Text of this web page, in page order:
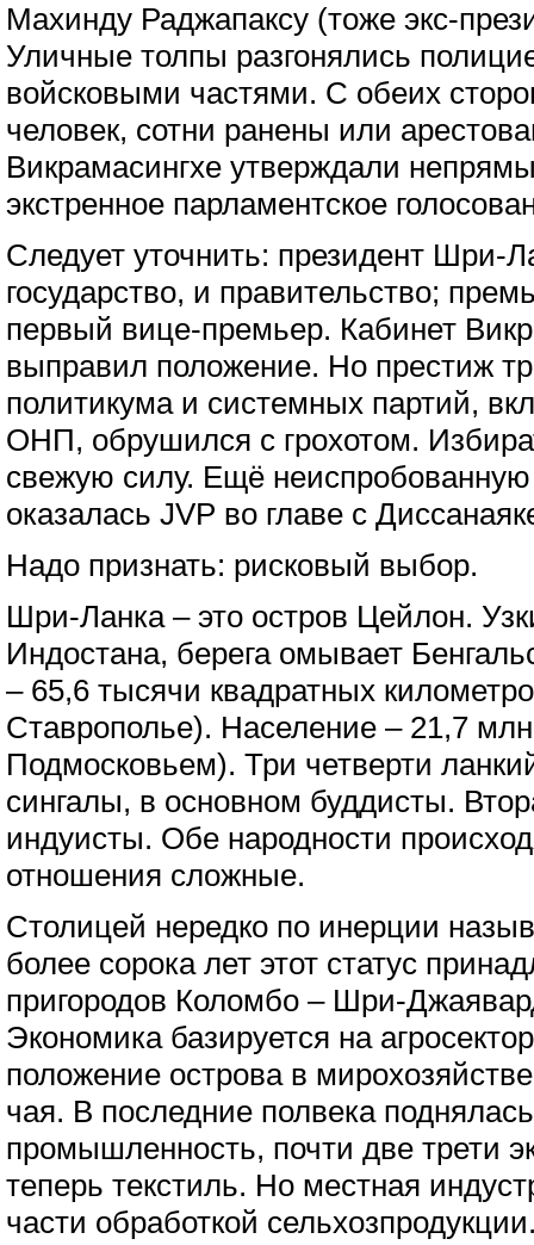
Махинду Раджапаксу (тоже экс-
Уличные толпы разгонялись
войсковыми частями. С обеих
человек, сотни ранены или
Викрамасингхе утверждали
экстренное парламентское
Следует уточнить: президент Шри-
государство, и правительство;
первый вице-премьер. Кабинет
выправил положение. Но престиж
политикума и системных партий,
ОНП, обрушился с грохотом.
свежую силу. Ещё неиспробованную
оказалась JVP во главе с
Надо признать: рисковый выбор.
Шри-Ланка – это остров Цейлон.
Индостана, берега омывает
– 65,6 тысячи квадратных
Ставрополье). Население – 21,7
Подмосковьем). Три четверти
сингалы, в основном буддисты.
индуисты. Обе народности
отношения сложные.
Столицей нередко по инерции
более сорока лет этот статус
пригородов Коломбо – Шри-
Экономика базируется на
положение острова в
чая. В последние полвека
промышленность, почти две трети
теперь текстиль. Но местная
части обработкой